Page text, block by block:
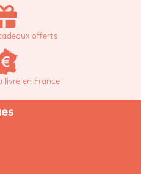
offerts
livre en France